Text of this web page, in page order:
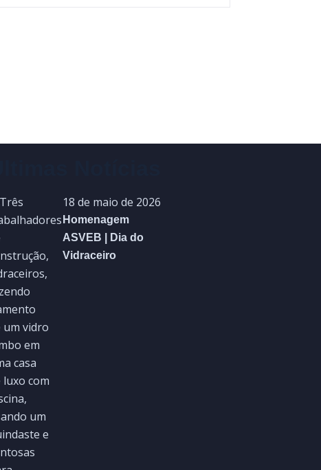
18 de maio de 2026
Homenagem
ASVEB | Dia do
Vidraceiro